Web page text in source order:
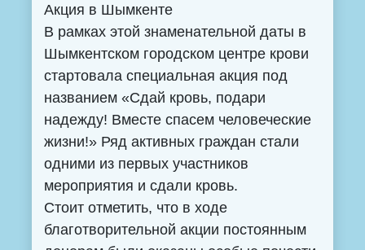
Акция в Шымкенте
В рамках этой знаменательной даты в
Шымкентском городском центре крови
стартовала специальная акция под
названием «Сдай кровь, подари
надежду! Вместе спасем человеческие
жизни!» Ряд активных граждан стали
одними из первых участников
мероприятия и сдали кровь.
Стоит отметить, что в ходе
благотворительной акции постоянным